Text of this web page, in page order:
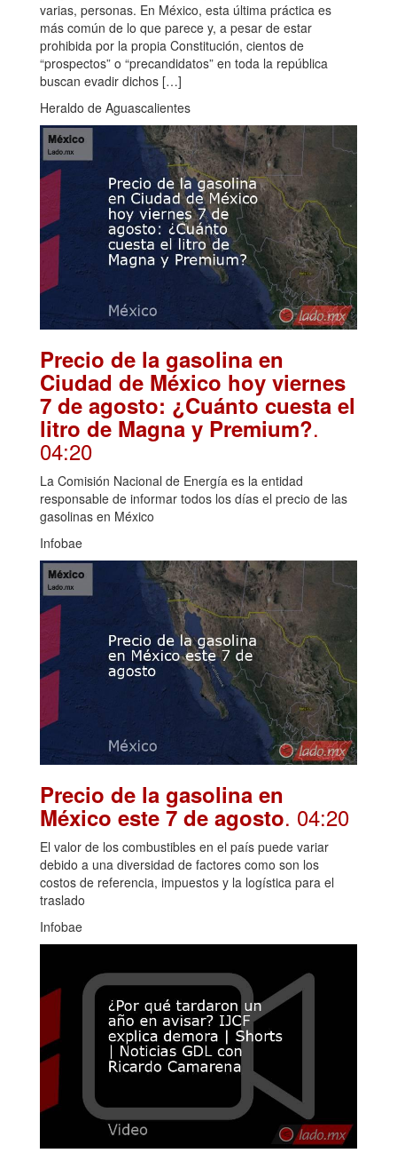
varias, personas. En México, esta última práctica es
más común de lo que parece y, a pesar de estar
prohibida por la propia Constitución, cientos de
“prospectos” o “precandidatos” en toda la república
buscan evadir dichos […]
Heraldo de Aguascalientes
Precio de la gasolina en
Ciudad de México hoy viernes
7 de agosto: ¿Cuánto cuesta el
litro de Magna y Premium?.
04:20
La Comisión Nacional de Energía es la entidad
responsable de informar todos los días el precio de las
gasolinas en México
Infobae
Precio de la gasolina en
México este 7 de agosto. 04:20
El valor de los combustibles en el país puede variar
debido a una diversidad de factores como son los
costos de referencia, impuestos y la logística para el
traslado
Infobae